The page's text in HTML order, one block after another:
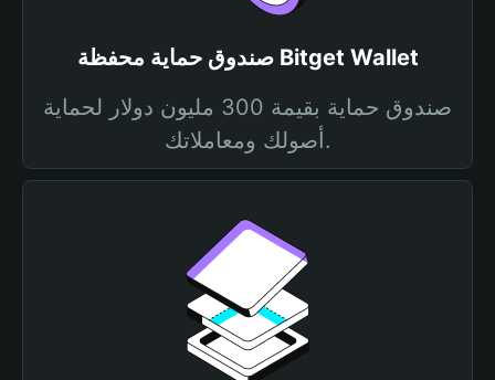
صندوق حماية محفظة Bitget Wallet
صندوق حماية بقيمة 300 مليون دولار لحماية
أصولك ومعاملاتك.